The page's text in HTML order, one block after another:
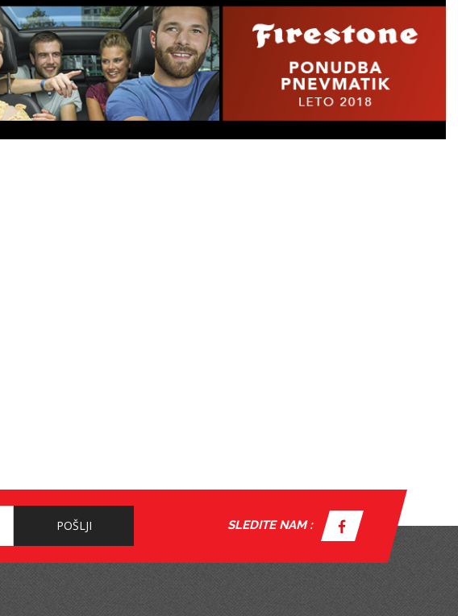
POŠLJI SLEDITE NAM :